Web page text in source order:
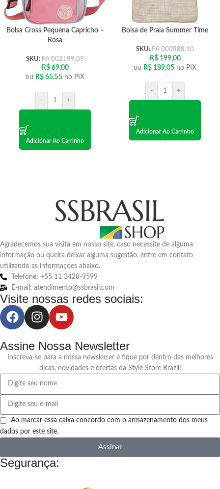
Bolsa Cross Pequena Capricho –
Rosa
SKU: PA 002199.09
R$69,00
ou R$ 65,55 no PIX
- +
Adicionar Ao Carrinho
Bolsa de Praia Summer Time
SKU: PA 000888.10
R$199,00
ou R$ 189,05 no PIX
- +
Adicionar Ao Carrinho
Agradecemos sua visita em nosso site, caso necessite de alguma
informação ou queira deixar alguma sugestão, entre em contato
utilizando as informações abaixo.
Telefone: +55 11 3428-9599
E-mail: atendimento@ssbrasil.com
Visite nossas redes sociais:
Assine Nossa Newsletter
Inscreva-se para a nossa newsletter e fique por dentro das melhores
dicas, novidades e ofertas da Style Store Brazil!
Ao marcar essa caixa concordo com o armazenamento dos meus
dados por este site.
Assinar
Segurança: